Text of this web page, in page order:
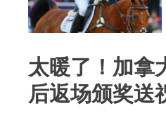
太暖了！加拿
后返场颁奖送